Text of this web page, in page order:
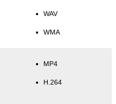
WAV
WMA
MP4
H.264